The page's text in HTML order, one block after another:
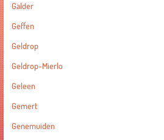
Galder
Geffen
Geldrop
Geldrop-Mierlo
Geleen
Gemert
Genemuiden